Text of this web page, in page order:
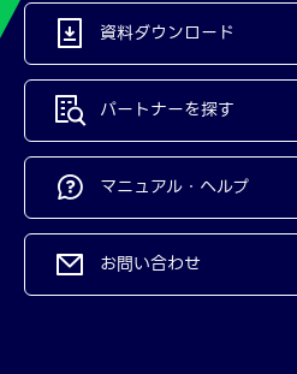
資料ダウンロード
パートナーを探す
マニュアル・ヘルプ
お問い合わせ